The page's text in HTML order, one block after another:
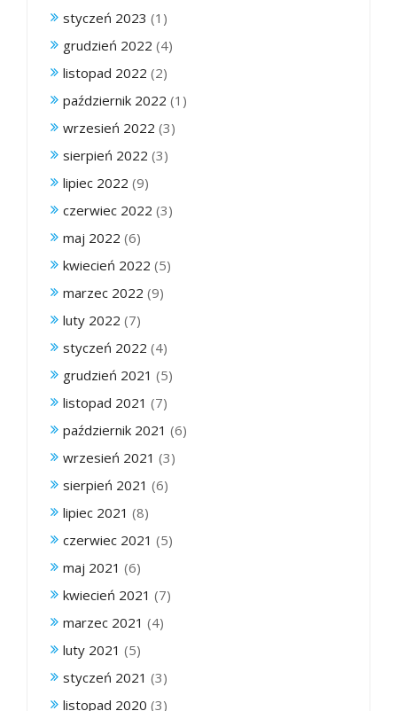
styczeń 2023 (1)
grudzień 2022 (4)
listopad 2022 (2)
październik 2022 (1)
wrzesień 2022 (3)
sierpień 2022 (3)
lipiec 2022 (9)
czerwiec 2022 (3)
maj 2022 (6)
kwiecień 2022 (5)
marzec 2022 (9)
luty 2022 (7)
styczeń 2022 (4)
grudzień 2021 (5)
listopad 2021 (7)
październik 2021 (6)
wrzesień 2021 (3)
sierpień 2021 (6)
lipiec 2021 (8)
czerwiec 2021 (5)
maj 2021 (6)
kwiecień 2021 (7)
marzec 2021 (4)
luty 2021 (5)
styczeń 2021 (3)
listopad 2020 (3)